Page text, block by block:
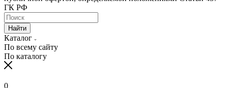
ГК РФ
Найти
Каталог
По всему сайту
По каталогу
0